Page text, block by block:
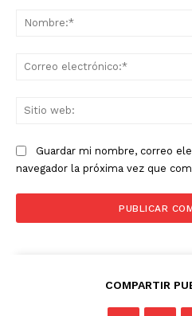
Guardar mi nombre, correo
navegador la próxima vez que
COMPARTIR